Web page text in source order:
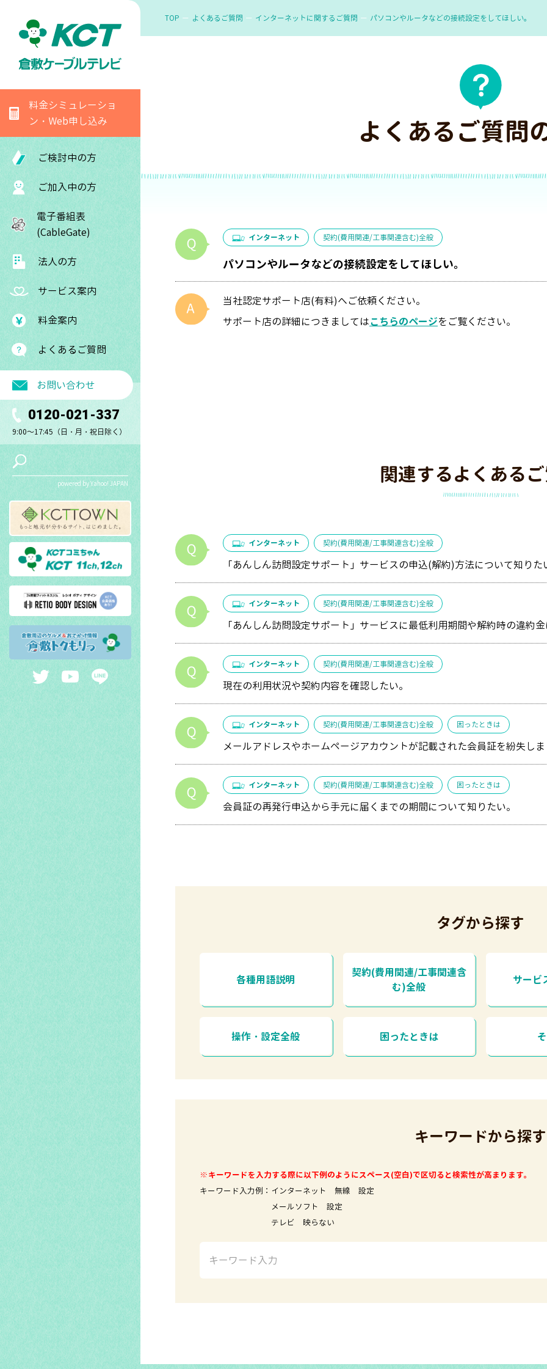
料金シミュレーショ
ン・Web申し込み
ご検討中の方
ご加入中の方
電子番組表
(CableGate)
法人の方
サービス案内
料金案内
よくあるご質問
お問い合わせ
0120-021-337
9:00～17:45（日・月・祝日除く）
powered by Yahoo! JAPAN
TOP よくあるご質問 インターネットに関するご質問 パソコンやルータなどの接続設定をしてほしい。
よくあるご質問
インターネット 契約(費用関連/工事関連含む)全般
パソコンやルータなどの接続設定をしてほしい。
当社認定サポート店(有料)へご依頼ください。
サポート店の詳細につきましてはこちらのページをご覧ください。
関連するよくある
インターネット 契約(費用関連/工事関連含む)全般
「あんしん訪問設定サポート」サービスの申込(解約)方法について知りた
インターネット 契約(費用関連/工事関連含む)全般
「あんしん訪問設定サポート」サービスに最低利用期間や解約時の違約
インターネット 契約(費用関連/工事関連含む)全般
現在の利用状況や契約内容を確認したい。
インターネット 契約(費用関連/工事関連含む)全般 困ったときは
メールアドレスやホームページアカウントが記載された会員証を紛失し
インターネット 契約(費用関連/工事関連含む)全般 困ったときは
会員証の再発行申込から手元に届くまでの期間について知りたい。
タグから探す
各種用語説明
契約(費用関連/工事関連含
む)全般
サービ
操作・設定全般 困ったときは
キーワードから探す
※キーワードを入力する際に以下例のようにスペース(空白)で区切ると検索性が高まります。
キーワード入力例：インターネット 無線 設定
メールソフト 設定
テレビ 映らない